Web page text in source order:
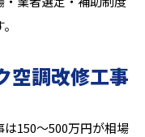
空調改修工事
150〜500万円が相場